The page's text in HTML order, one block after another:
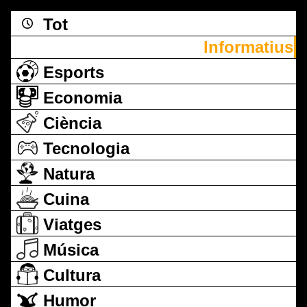
Tot
Informatius
Esports
Economia
Ciència
Tecnologia
Natura
Cuina
Viatges
Música
Cultura
Humor